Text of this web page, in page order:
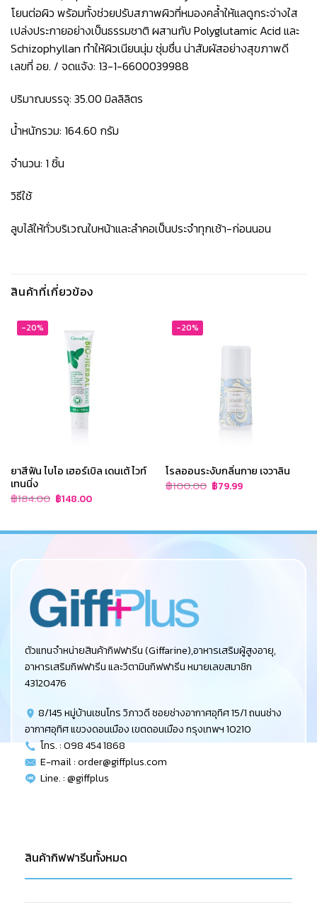
โยนต่อผิว พร้อมทั้งช่วยปรับสภาพผิวที่หมองคล้ำให้แลดูกระจ่างใส
เปล่งประกายอย่างเป็นธรรมชาติ ผสานกับ Polyglutamic Acid และ
Schizophyllan ทำให้ผิวเนียนนุ่ม ชุ่มชื่น น่าสัมผัสอย่างสุขภาพดี
เลขที่ อย. / จดแจ้ง: 13-1-6600039988
ปริมาณบรรจุ: 35.00 มิลลิลิตร
น้ำหนักรวม: 164.60 กรัม
จำนวน: 1 ชิ้น
วิธีใช้
ลูบไล้ให้ทั่วบริเวณใบหน้าและลำคอเป็นประจำทุกเช้า-ก่อนนอน
สินค้าที่เกี่ยวข้อง
-20%
ยาสีฟัน ไบโอ เฮอร์เบิล เดนเต้ ไวท์
เทนนิ่ง
฿184.00 Original
price
฿148.00Current
price
-20%
โรลออนระงับกลิ่นกาย เจวาลิน
฿100.00 Original
price
฿79.99Current
price
ตัวแทนจำหน่ายสินค้ากิฟฟารีน (Giffarine),อาหารเสริมผู้สูงอายุ,
อาหารเสริมกิฟฟารีน และวิตามินกิฟฟารีน หมายเลขสมาชิก
43120476
8/145 หมู่บ้านเซนโทร วิภาวดี ซอยช่างอากาศอุทิศ 15/1 ถนนช่าง
อากาศอุทิศ แขวงดอนเมือง เขตดอนเมือง กรุงเทพฯ 10210
โทร. : 098 454 1868
E-mail :order@giffplus.com
Line. : @giffplus
สินค้ากิฟฟารีนทั้งหมด